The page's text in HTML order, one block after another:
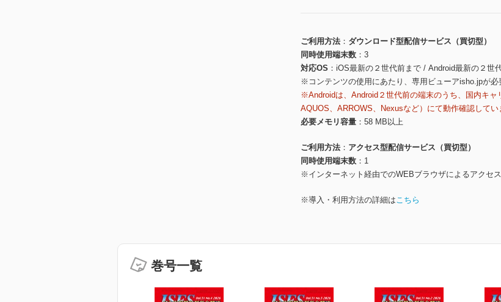
ご利用方法
ダウンロード型配信サービス（買切型）
同時使用端末数
3
対応OS
iOS最新の２世代前まで / Android最新の２世
※コンテンツの使用にあたり、専用ビューアisho.jpが必
※Androidは、Android２世代前の端末のうち、国内キャ
AQUOS、ARROWS、Nexusなど）にて動作確認してい
必要メモリ容量
58 MB以上
ご利用方法
アクセス型配信サービス（買切型）
同時使用端末数
1
※インターネット経由でのWEBブラウザによるアクセ
※導入・利用方法の詳細はこちら
巻号一覧